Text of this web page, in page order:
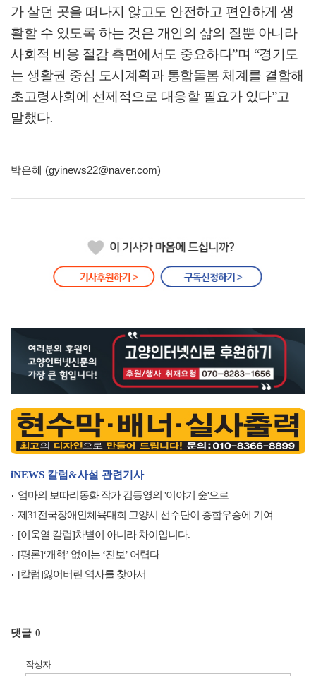
가 살던 곳을 떠나지 않고도 안전하고 편안하게 생
활할 수 있도록 하는 것은 개인의 삶의 질뿐 아니라
사회적 비용 절감 측면에서도 중요하다”며 “경기도
는 생활권 중심 도시계획과 통합돌봄 체계를 결합해
초고령사회에 선제적으로 대응할 필요가 있다”고
말했다.
박은혜 (gyinews22@naver.com)
iNEWS 칼럼&사설 관련기사
엄마의 보따리동화 작가 김동영의 '이야기 숲'으로
제31전국장애인체육대회 고양시 선수단이 종합우승에 기여
[이욱열 칼럼]차별이 아니라 차이입니다.
[평론]‘개혁’ 없이는 ‘진보’ 어렵다
[칼럼]잃어버린 역사를 찾아서
댓글 0
작성자